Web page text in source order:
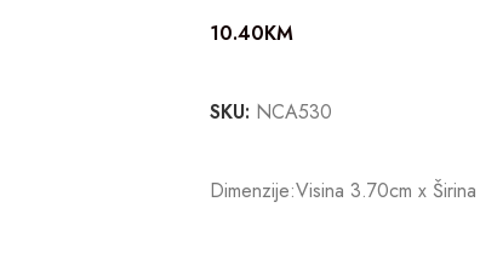
10.40KM
SKU: NCA530
Dimenzije:Visina 3.70cm x